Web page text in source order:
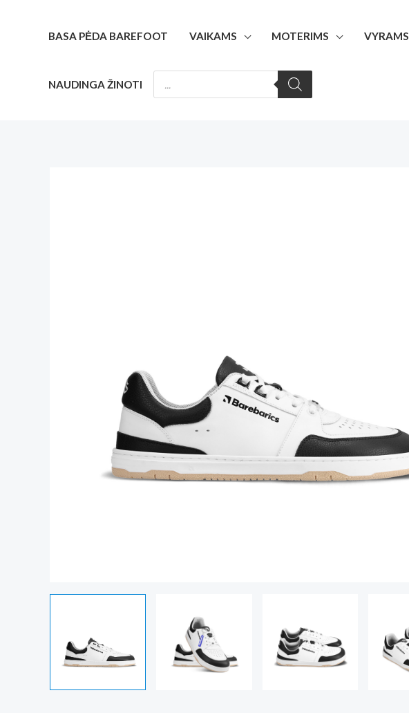
BASA PĖDA BAREFOOT VAIKAMS MOTERIMS VYRAMS
NAUDINGA ŽINOTI
PRODUCTS
SEARCH